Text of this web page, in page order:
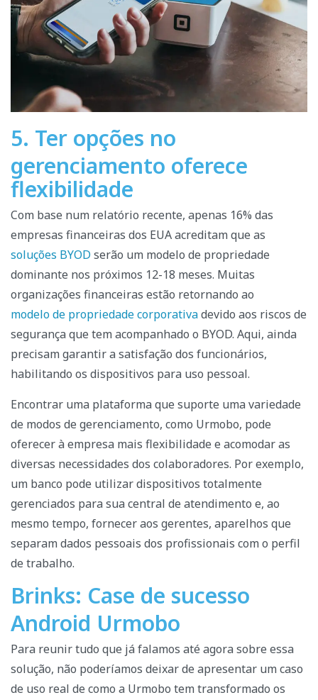
5. Ter opções no
gerenciamento oferece
flexibilidade
Com base num relatório recente, apenas 16% das
empresas financeiras dos EUA acreditam que as
soluções BYOD serão um modelo de propriedade
dominante nos próximos 12-18 meses. Muitas
organizações financeiras estão retornando ao
modelo de propriedade corporativadevido aos riscos de
segurança que tem acompanhado o BYOD. Aqui, ainda
precisam garantir a satisfação dos funcionários,
habilitando os dispositivos para uso pessoal.
Encontrar uma plataforma que suporte uma variedade
de modos de gerenciamento, como Urmobo, pode
oferecer à empresa mais flexibilidade e acomodar as
diversas necessidades dos colaboradores. Por exemplo,
um banco pode utilizar dispositivos totalmente
gerenciados para sua central de atendimento e, ao
mesmo tempo, fornecer aos gerentes, aparelhos que
separam dados pessoais dos profissionais com o perfil
de trabalho.
Brinks: Case de sucesso
Android Urmobo
Para reunir tudo que já falamos até agora sobre essa
solução, não poderíamos deixar de apresentar um caso
de uso real de como a Urmobo tem transformado os